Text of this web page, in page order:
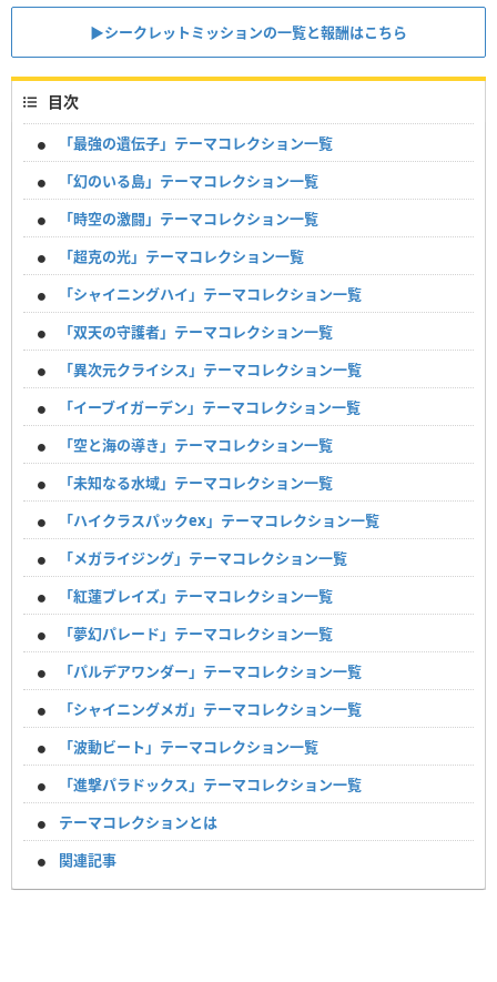
▶︎シークレットミッションの一覧と報酬はこちら
目次
「最強の遺伝子」テーマコレクション一覧
「幻のいる島」テーマコレクション一覧
「時空の激闘」テーマコレクション一覧
「超克の光」テーマコレクション一覧
「シャイニングハイ」テーマコレクション一覧
「双天の守護者」テーマコレクション一覧
「異次元クライシス」テーマコレクション一覧
「イーブイガーデン」テーマコレクション一覧
「空と海の導き」テーマコレクション一覧
「未知なる水域」テーマコレクション一覧
「ハイクラスパックex」テーマコレクション一覧
「メガライジング」テーマコレクション一覧
「紅蓮ブレイズ」テーマコレクション一覧
「夢幻パレード」テーマコレクション一覧
「パルデアワンダー」テーマコレクション一覧
「シャイニングメガ」テーマコレクション一覧
「波動ビート」テーマコレクション一覧
「進撃パラドックス」テーマコレクション一覧
テーマコレクションとは
関連記事